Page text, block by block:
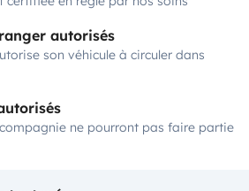
autorisés
son véhicule à circuler dans
ne pourront pas faire partie